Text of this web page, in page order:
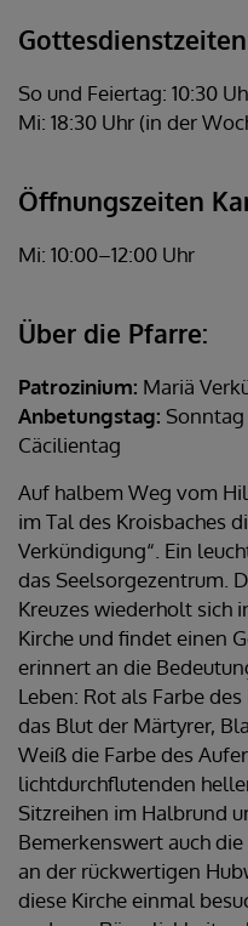
So und Feiertag: 10:30
Mi: 18:30 Uhr (in der
Öffnungszeiten
Mi: 10:00–12:00 Uhr
Über die Pfarre:
Patrozinium: Mariä
Anbetungstag:
Cäcilientag
Auf halbem Weg vom
im Tal des Kroisbaches
Verkündigung“. Ein
das Seelsorgezentrum.
Kreuzes wiederholt sich
Kirche und findet einen
erinnert an die
Leben: Rot als Farbe
das Blut der Märtyrer,
Weiß die Farbe des
lichtdurchflutenden
Sitzreihen im Halbrund
Bemerkenswert auch
an der rückwertigen
diese Kirche einmal